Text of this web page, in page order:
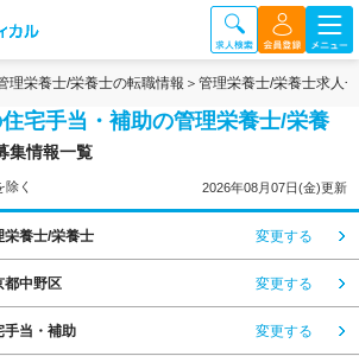
理栄養士/栄養士の転職情報 管理栄養士/栄養士求人
宅手当・補助の管理栄養士/栄養
集情報一覧
く 2026年08月07日(金)更新
栄養士/栄養士 変更する
都中野区 変更する
手当・補助 変更する